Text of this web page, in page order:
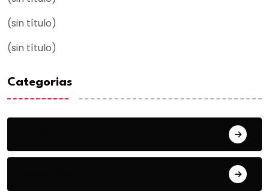
(sin título)
(sin título)
Categorias